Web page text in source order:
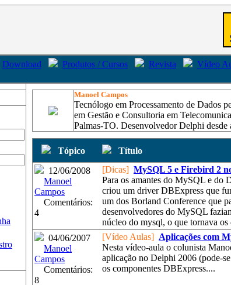
Download Produtos / Cursos Revista Vídeo
Manoel Campos
Tecnólogo em Processamento de Dados
em Gestão e Consultoria em
Palmas-TO. Desenvolvedor Delphi desde
Tópico Título
12/06/2008
Manoel
Campos
Comentários:
4
[Dicas] MySQL 5 e Firebird 2
Para os amantes do MySQL e do
criou um driver DBExpress que
um dos Borland Conference que
desenvolvedores do MySQL
núcleo do mysql, o que tornava
04/06/2007
Manoel
Campos
Comentários:
8
[Vídeo Aulas] Aplicações com
Nesta vídeo-aula o colunista
aplicação no Delphi 2006 (pode-
os componentes DBExpress....